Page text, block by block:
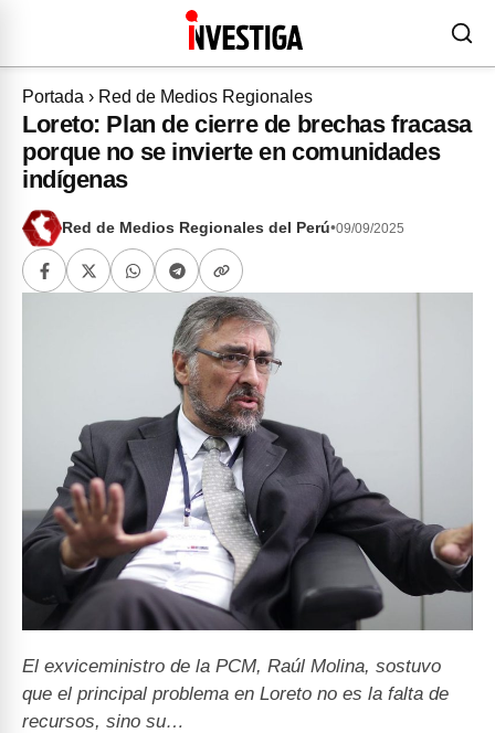
Portada › Red de Medios Regionales
Loreto: Plan de cierre de brechas fracasa
porque no se invierte en comunidades
indígenas
Red de Medios Regionales del Perú•09/09/2025
El exviceministro de la PCM, Raúl Molina, sostuvo
que el principal problema en Loreto no es la falta de
recursos, sino su…